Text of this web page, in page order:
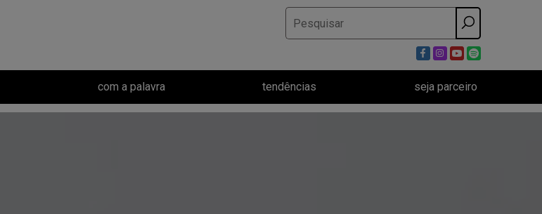
Pesquisar
por:
com a palavra tendências seja parceiro